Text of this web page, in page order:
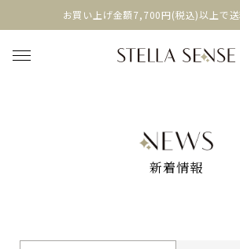
お買い上げ金額7,700円(税込)以上で
新着情報